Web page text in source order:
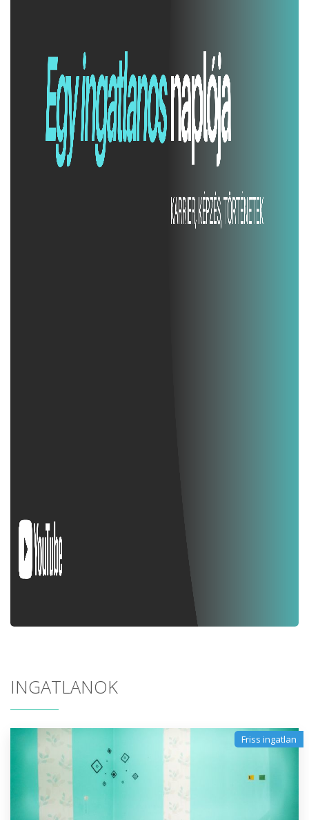
INGATLANOK
Friss ingatlan